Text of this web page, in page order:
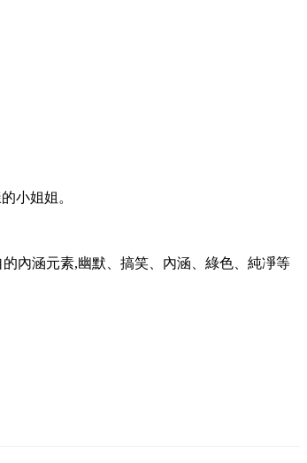
小姐姐。
內涵元素,幽默、搞笑、內涵、綠色、純凈等